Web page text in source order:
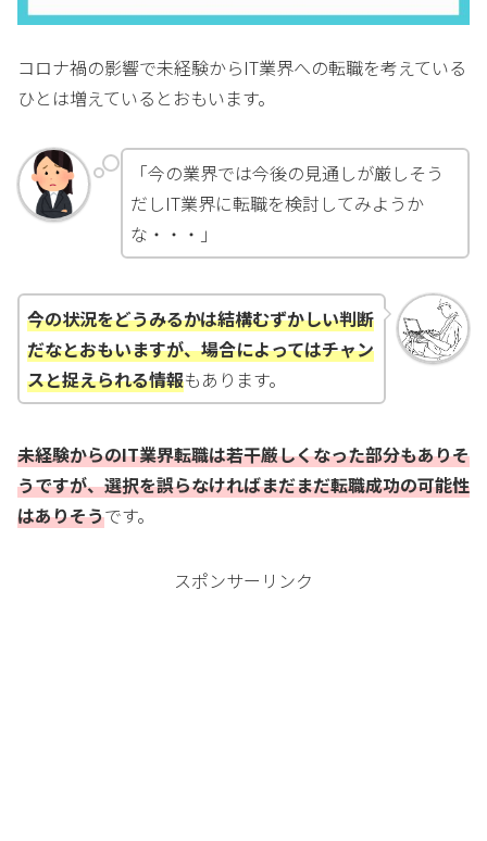
コロナ禍の影響で未経験からIT業界への転職を考えている
ひとは増えているとおもいます。
「今の業界では今後の見通しが厳しそう
だしIT業界に転職を検討してみようか
な・・・」
今の状況をどうみるかは結構むずかしい判断
だなとおもいますが、場合によってはチャン
スと捉えられる情報もあります。
未経験からのIT業界転職は若干厳しくなった部分もありそ
うですが、選択を誤らなければまだまだ転職成功の可能性
はありそうです。
スポンサーリンク